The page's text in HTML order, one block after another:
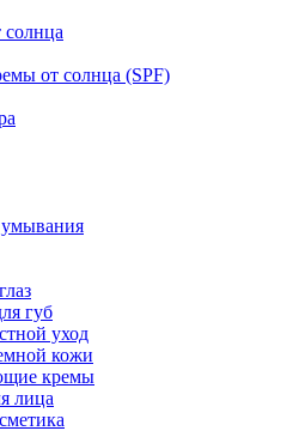
солнца
от солнца (SPF)
губ
уход
кожи
кремы
лица